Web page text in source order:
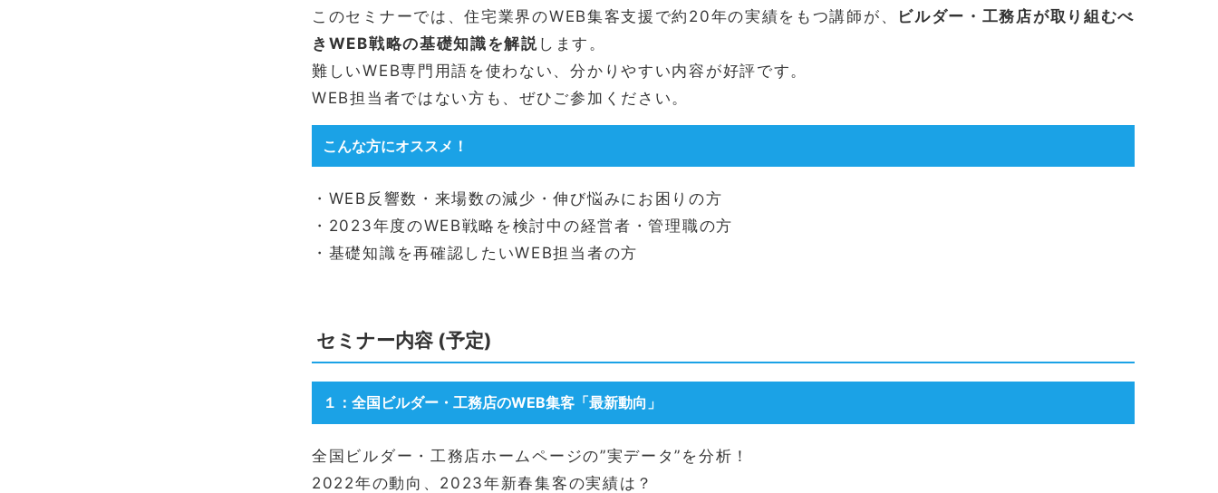
このセミナーでは、住宅業界のWEB集客支援で約20年の実績をもつ講師が、
ビルダー・工務店が取り組むべ
きWEB戦略の基礎知識を解説 します。
難しいWEB専門用語を使わない、分かりやすい内容が好評です。
WEB担当者ではない方も、ぜひご参加ください。
こんな方にオススメ！
・WEB反響数・来場数の減少・伸び悩みにお困りの方
・2023年度のWEB戦略を検討中の経営者・管理職の方
・基礎知識を再確認したいWEB担当者の方
セミナー内容 (予定)
１：全国ビルダー・工務店のWEB集客「最新動向」
全国ビルダー・工務店ホームページの”実データ”を分析！
2022年の動向、2023年新春集客の実績は？